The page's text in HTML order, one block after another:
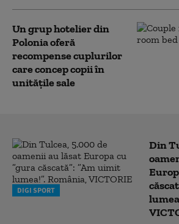
Un grup hotelier din
Polonia oferă
recompense cuplurilor
care concep copii în
unitățile sale
DIGI SPORT
Din